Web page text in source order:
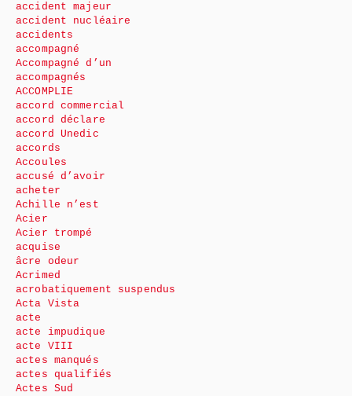
accident majeur
accident nucléaire
accidents
accompagné
Accompagné d’un
accompagnés
ACCOMPLIE
accord commercial
accord déclare
accord Unedic
accords
Accoules
accusé d’avoir
acheter
Achille n’est
Acier
Acier trompé
acquise
âcre odeur
Acrimed
acrobatiquement suspendus
Acta Vista
acte
acte impudique
acte VIII
actes manqués
actes qualifiés
Actes Sud